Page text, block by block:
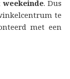
weekeinde. Dus
te
met een